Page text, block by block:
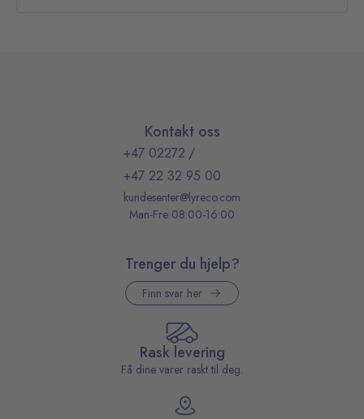
Kontakt oss
+47 02272 /
+47 22 32 95 00
kundesenter@lyreco.com
Man-Fre 08:00-16:00
Trenger du hjelp?
Finn svar her
Rask levering
Få dine varer raskt til deg.